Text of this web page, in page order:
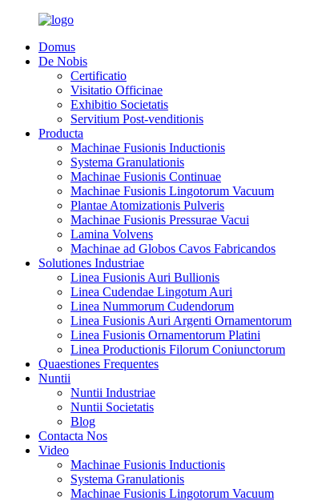
Domus
De Nobis
Certificatio
Visitatio Officinae
Exhibitio Societatis
Servitium Post-venditionis
Producta
Machinae Fusionis Inductionis
Systema Granulationis
Machinae Fusionis Continuae
Machinae Fusionis Lingotorum Vacuum
Plantae Atomizationis Pulveris
Machinae Fusionis Pressurae Vacui
Lamina Volvens
Machinae ad Globos Cavos Fabricandos
Solutiones Industriae
Linea Fusionis Auri Bullionis
Linea Cudendae Lingotum Auri
Linea Nummorum Cudendorum
Linea Fusionis Auri Argenti Ornamentorum
Linea Fusionis Ornamentorum Platini
Linea Productionis Filorum Coniunctorum
Quaestiones Frequentes
Nuntii
Nuntii Industriae
Nuntii Societatis
Blog
Contacta Nos
Video
Machinae Fusionis Inductionis
Systema Granulationis
Machinae Fusionis Lingotorum Vacuum